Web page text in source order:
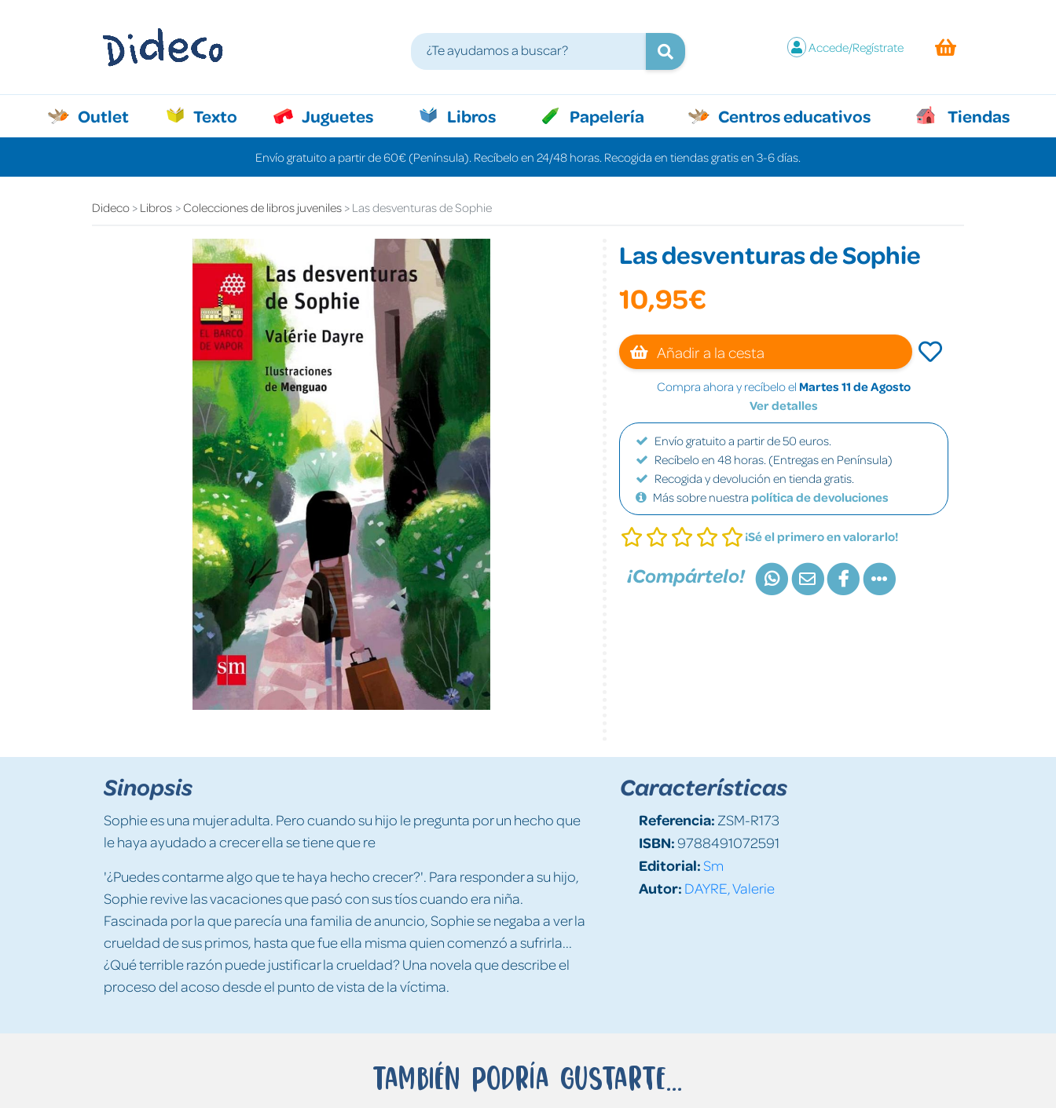
Accede/Regístrate
Outlet Texto Juguetes Libros Papelería Centros educativos Tiendas
Envío gratuito a partir de 60€ (Península). Recíbelo en 24/48 horas. Recogida en tiendas gratis en 3-6 días.
Dideco Libros Colecciones de libros juveniles Las desventuras de Sophie
Las desventuras de Sophie
10,95€
Añadir a la cesta
Compra ahora y recíbelo el Martes 11 de Agosto
Ver detalles
Envío gratuito a partir de 50 euros.
Recíbelo en 48 horas. (Entregas en Península)
Recogida y devolución en tienda gratis.
Más sobre nuestra política de devoluciones
¡Sé el primero en valorarlo!
¡Compártelo!
Sinopsis
Sophie es una mujer adulta. Pero cuando su hijo le pregunta por un hecho que
le haya ayudado a crecer ella se tiene que re
'¿Puedes contarme algo que te haya hecho crecer?'. Para responder a su hijo,
Sophie revive las vacaciones que pasó con sus tíos cuando era niña.
Fascinada por la que parecía una familia de anuncio, Sophie se negaba a ver la
crueldad de sus primos, hasta que fue ella misma quien comenzó a sufrirla...
¿Qué terrible razón puede justificar la crueldad? Una novela que describe el
proceso del acoso desde el punto de vista de la víctima.
Características
Referencia: ZSM-R173
ISBN:9788491072591
Editorial:Sm
Autor: DAYRE, Valerie
También podría gustarte...